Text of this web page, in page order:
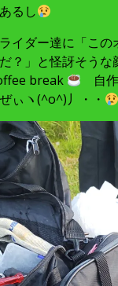
るし
イダー達に「この
？」と怪訝そうな
break
自
ぃヽ(^o^)丿・・